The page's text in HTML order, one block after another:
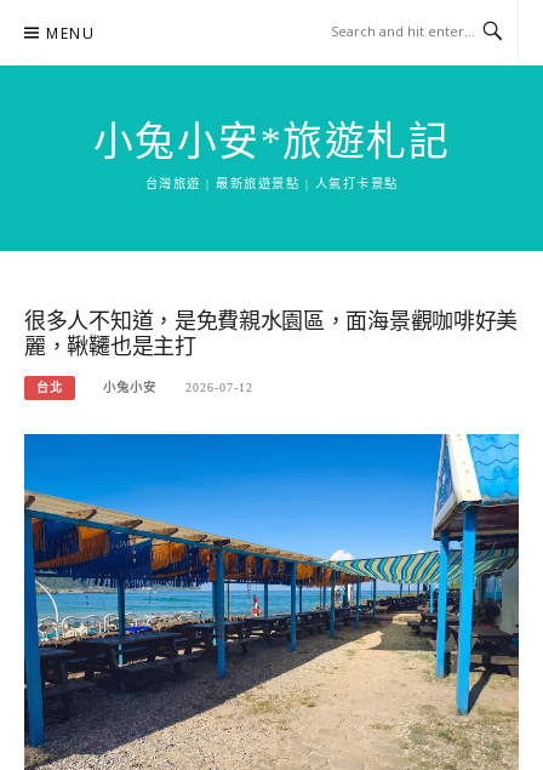
content
MENU
小兔小安*旅遊札記
台灣旅遊 | 最新旅遊景點 | 人氣打卡景點
很多人不知道，是免費親水園區，面海景觀咖啡好美
麗，鞦韆也是主打
台北 小兔小安 2026-07-12